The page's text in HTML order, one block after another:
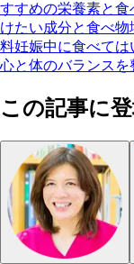
すすめの栄養素と食
けたい成分と食べ物
料妊娠中に食べては
心と体のバランスを
この記事に